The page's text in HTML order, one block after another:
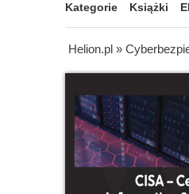
Kategorie Książki
Helion.pl »